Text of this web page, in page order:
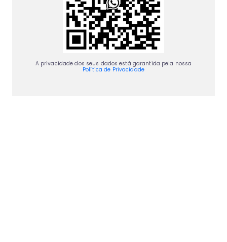
A privacidade dos seus dados está garantida pela nossa
Política de Privacidade